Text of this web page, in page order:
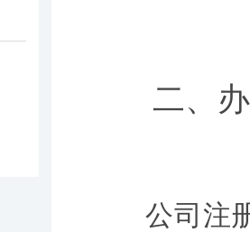
二、办
公司注册